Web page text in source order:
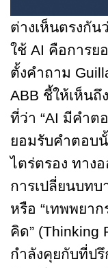
ต่างเห็นตรงกั
ใช้ AI คือการย
ตั้งคำถาม
ABB ชี้ให้เห็น
ที่ว่า “AI มีคำต
ยอมรับคำตอบ
ไตร่ตรอง ทาง
การเปลี่ยนบทบ
หรือ “เทพพยา
คิด” (Thinking
กำลังคุยกับที่ป